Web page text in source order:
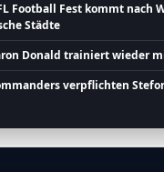
Football Fest kommt nach
Städte
Donald trainiert wieder
verpflichten